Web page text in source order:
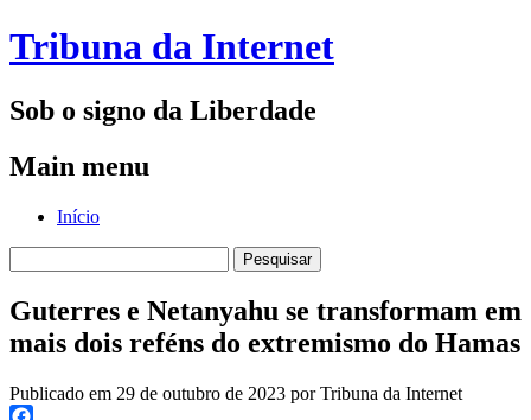
Tribuna da Internet
Sob o signo da Liberdade
Main menu
Skip
Início
por:
Guterres e Netanyahu se transformam em
mais dois reféns do extremismo do Hamas
Publicado em 29 de outubro de 2023 por Tribuna da Internet